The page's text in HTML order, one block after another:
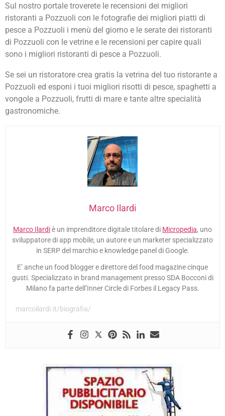
Sul nostro portale troverete le recensioni dei migliori
ristoranti a Pozzuoli con le fotografie dei migliori piatti di
pesce a Pozzuoli i menù del giorno e le serate dei ristoranti
di Pozzuoli con le vetrine e le recensioni per capire quali
sono i migliori ristoranti di pesce a Pozzuoli.
Se sei un ristoratore crea gratis la vetrina del tuo ristorante a
Pozzuoli ed esponi i tuoi migliori risotti di pesce, spaghetti a
vongole a Pozzuoli, frutti di mare e tante altre specialità
gastronomiche.
Marco Ilardi
Marco Ilardiè un imprenditore digitale titolare di Micropedia, uno
sviluppatore di app mobile, un autore e un marketer specializzato
in SERP del marchio e knowledge panel di Google.
E’ anche un food blogger e direttore del food magazine cinque
gusti. Specializzato in brand management presso SDA Bocconi di
Milano fa parte dell’Inner Circle di Forbes il Legacy Pass.
marcoilardi.it/biografia/